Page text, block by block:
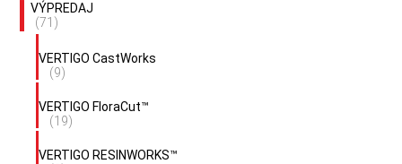
VÝPREDAJ
(71)
VERTIGO CastWorks
(9)
VERTIGO FloraCut™
(19)
VERTIGO RESINWORKS™